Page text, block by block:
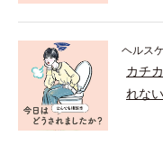
ヘルス
カチ
れな